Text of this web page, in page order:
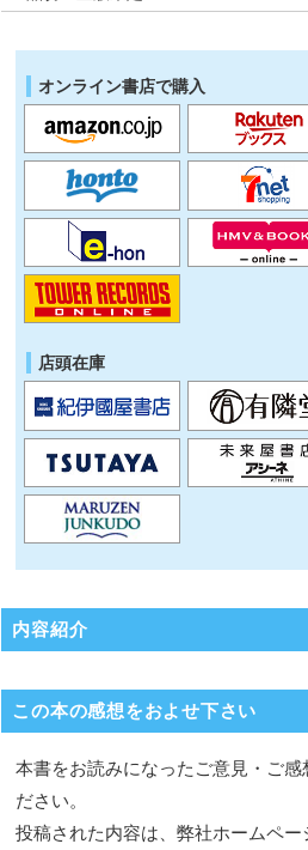
オンライン書店で購入
店頭在庫
内容紹介
この本の感想をおよせ下さい
本書をお読みになったご意見・ご感
ださい。
投稿された内容は、弊社ホームペ